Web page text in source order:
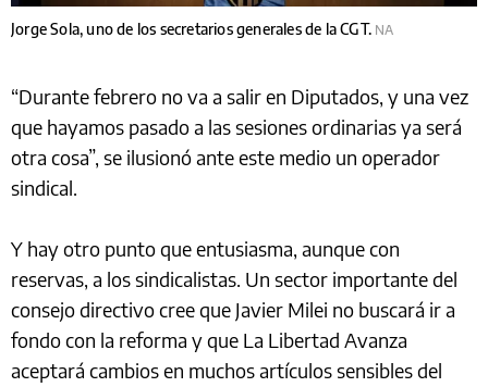
Jorge Sola, uno de los secretarios generales de la CGT. NA
“Durante febrero no va a salir en Diputados, y una vez
que hayamos pasado a las sesiones ordinarias ya será
otra cosa”, se ilusionó ante este medio un operador
sindical.
Y hay otro punto que entusiasma, aunque con
reservas, a los sindicalistas. Un sector importante del
consejo directivo cree que Javier Milei no buscará ir a
fondo con la reforma y que La Libertad Avanza
aceptará cambios en muchos artículos sensibles del